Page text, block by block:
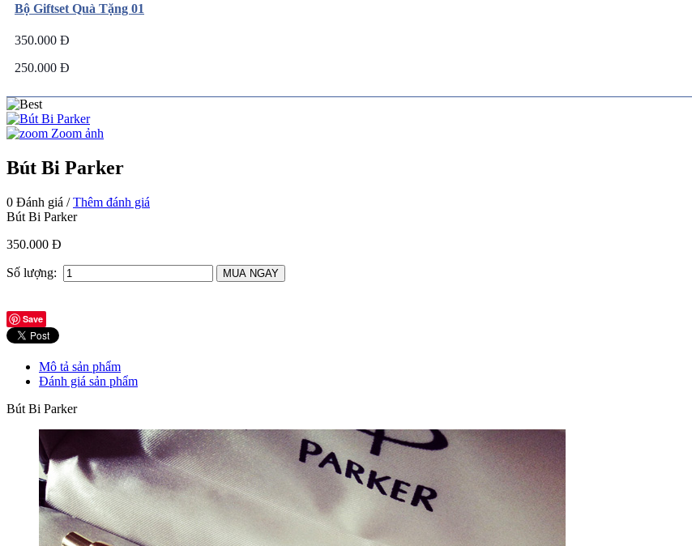
Bộ Giftset Quà Tặng 01
350.000 Đ
250.000 Đ
Zoom ảnh
Bút Bi Parker
0 Đánh giá /Thêm đánh giá
Bút Bi Parker
350.000 Đ
Số lượng:
Save
Mô tả sản phẩm
Đánh giá sản phẩm
Bút Bi Parker